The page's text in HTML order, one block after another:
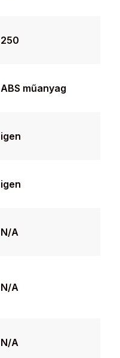
250
ABS műanyag
igen
igen
N/A
N/A
N/A